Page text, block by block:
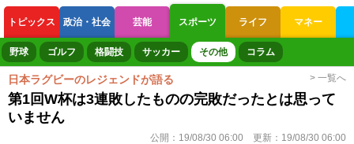
トピックス 政治・社会 芸能 スポーツ ライフ マネー
ボートレース 競輪 オートレース
野球 ゴルフ 格闘技 サッカー その他 コラム
日本ラグビーのレジェンドが語る > 一覧へ
第1回W杯は3連敗したものの完敗だったとは思って
いません
公開： 19/08/30 06:00 更新： 19/08/30 06:00